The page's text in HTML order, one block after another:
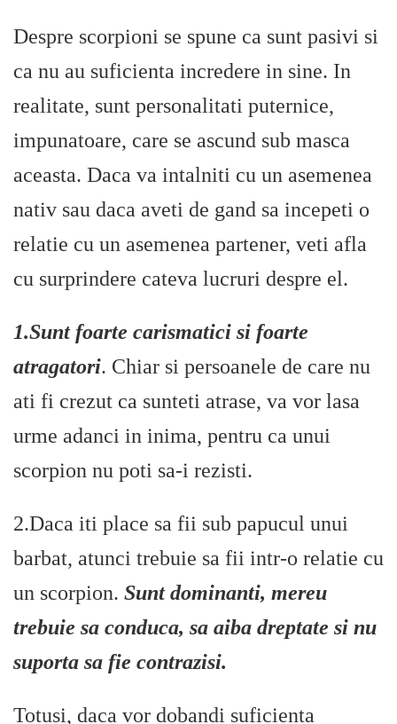
Despre scorpioni se spune ca sunt pasivi si
ca nu au suficienta incredere in sine. In
realitate, sunt personalitati puternice,
impunatoare, care se ascund sub masca
aceasta. Daca va intalniti cu un asemenea
nativ sau daca aveti de gand sa incepeti o
relatie cu un asemenea partener, veti afla
cu surprindere cateva lucruri despre el.
1.Sunt foarte carismatici si foarte
atragatori. Chiar si persoanele de care nu
ati fi crezut ca sunteti atrase, va vor lasa
urme adanci in inima, pentru ca unui
scorpion nu poti sa-i rezisti.
2.Daca iti place sa fii sub papucul unui
barbat, atunci trebuie sa fii intr-o relatie cu
un scorpion. Sunt dominanti, mereu
trebuie sa conduca, sa aiba dreptate si nu
suporta sa fie contrazisi.
Totusi, daca vor dobandi suficienta